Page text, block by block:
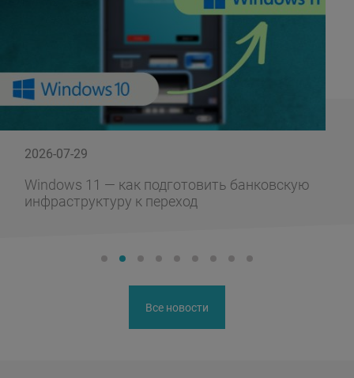
2026-07-29
Windows 11 — как подготовить банковскую
инфраструктуру к переход
Все новости